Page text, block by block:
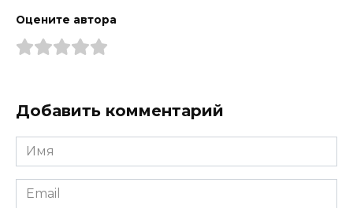
Оцените автора
Добавить комментарий
Имя
*
Email